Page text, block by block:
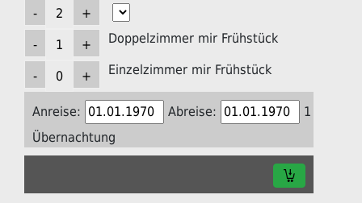
Doppelzimmer mir Frühstück
Einzelzimmer mir Frühstück
Anreise: Abreise:
1
Übernachtung